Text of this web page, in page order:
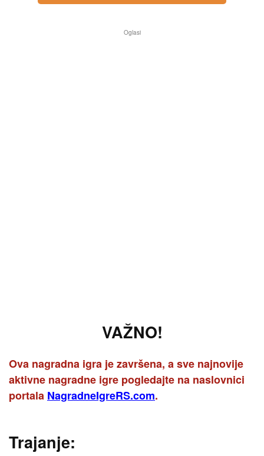
Oglasi
VAŽNO!
Ova nagradna igra je završena, a sve najnovije
aktivne nagradne igre pogledajte na naslovnici
portala NagradneIgreRS.com.
Trajanje: